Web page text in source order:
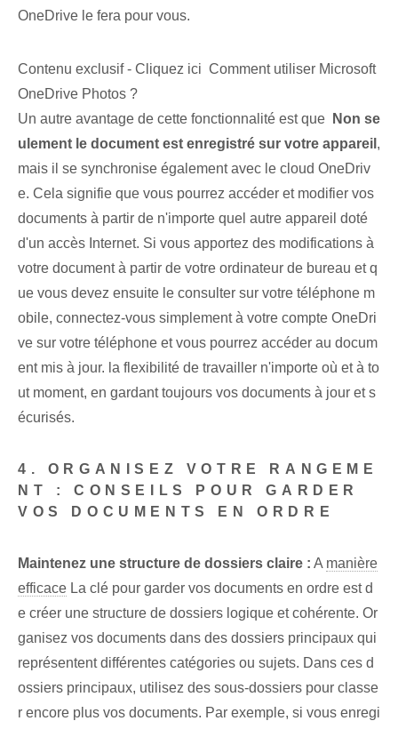
OneDrive le fera pour vous.
Contenu exclusif - Cliquez ici Comment utiliser Microsoft
OneDrive Photos ?
Un autre avantage de cette fonctionnalité est que ⁢
Non se
ulement le document est enregistré sur votre appareil ,⁤
mais il se synchronise également avec le cloud OneDriv
e. Cela signifie que vous pourrez accéder et modifier vos
documents à partir de n'importe quel autre ‌appareil⁤ doté
d'un ⁣accès Internet. Si vous apportez des modifications à
votre document à partir de votre ordinateur de bureau et q
ue vous devez ensuite le consulter sur votre téléphone m
obile, connectez-vous simplement à votre compte OneDri
ve sur votre téléphone et vous pourrez accéder au docum
ent mis à jour. la flexibilité de travailler n'importe où et à to
ut moment, en gardant toujours vos documents à jour et s
écurisés.
4. ORGANISEZ VOTRE RANGEME
NT : CONSEILS POUR GARDER
VOS DOCUMENTS EN ORDRE
Maintenez une structure de dossiers claire : ⁢A manière
efficace La clé pour garder vos documents en ordre est d
e créer une structure de dossiers logique et cohérente. Or
ganisez vos documents dans des dossiers principaux qui
représentent différentes catégories ou sujets. Dans ces d
ossiers principaux, utilisez des sous-dossiers pour classe
r encore plus vos documents. Par exemple, si vous enregi